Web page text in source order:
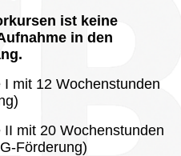
ist keine
in den
mit 12 Wochenstunden
mit 20 Wochenstunden
Förderung)